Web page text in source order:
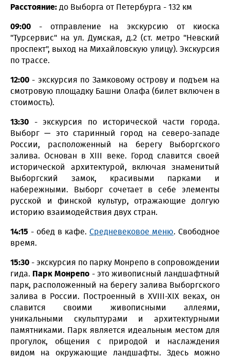
Расстояние: до Выборга от Петербурга - 132 км
09:00 - отправление на экскурсию от киоска
"Турсервис" на ул. Думская, д.2 (ст. метро "Невский
проспект", выход на Михайловскую улицу). Экскурсия
по трассе.
12:00 - экскурсия по Замковому острову и подъем на
смотровую площадку Башни Олафа (билет включен в
стоимость).
13:30 - экскурсия по исторической части города.
Выборг — это старинный город на северо-западе
России, расположенный на берегу Выборгского
залива. Основан в XIII веке. Город славится своей
исторической архитектурой, включая знаменитый
Выборгский замок, красивыми парками и
набережными. Выборг сочетает в себе элементы
русской и финской культур, отражающие долгую
историю взаимодействия двух стран.
14:15 - обед в кафе. Средневековое меню. Свободное
время.
15:30 - экскурсия по парку Монрепо в сопровождении
гида. Парк Монрепо - это живописный ландшафтный
парк, расположенный на берегу залива Выборгского
залива в России. Построенный в XVIII-XIX веках, он
славится своими живописными аллеями,
уникальными скульптурами и архитектурными
памятниками. Парк является идеальным местом для
прогулок, общения с природой и наслаждения
видом на окружающие ландшафты. Здесь можно